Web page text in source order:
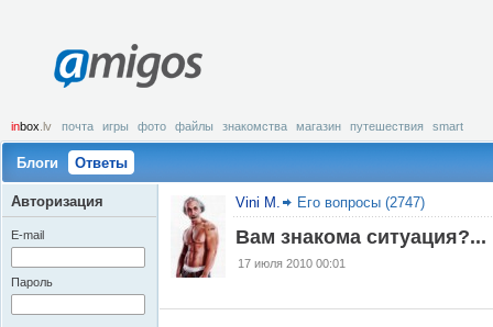
amigos
inbox .lv почта игры фото файлы знакомства магазин путешествия smart
Блоги Ответы
Vini M. Его вопросы (2747)
Вам знакома ситуация?...
17 июля 2010 00:01
Авторизация
E-mail
Пароль